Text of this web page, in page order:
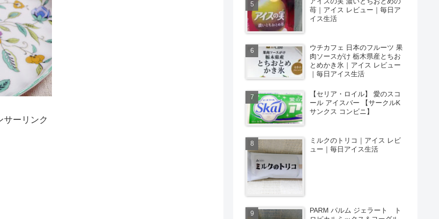
サーリンク
苺｜アイス レビュー｜毎日ア
イス生活
ウチカフェ 日本のフルーツ 果
肉ソースがけ 栃木県産とちお
とめかき氷｜アイス レビュー
｜毎日アイス生活
【セリア・ロイル】 愛のスコ
ール アイスバー 【サークルK
サンクス コンビニ】
ミルクのトリコ｜アイス レビ
ュー｜毎日アイス生活
PARM パルム ジェラート ト